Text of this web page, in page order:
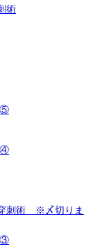
術
⑤
④
刺術 ※〆切りま
③